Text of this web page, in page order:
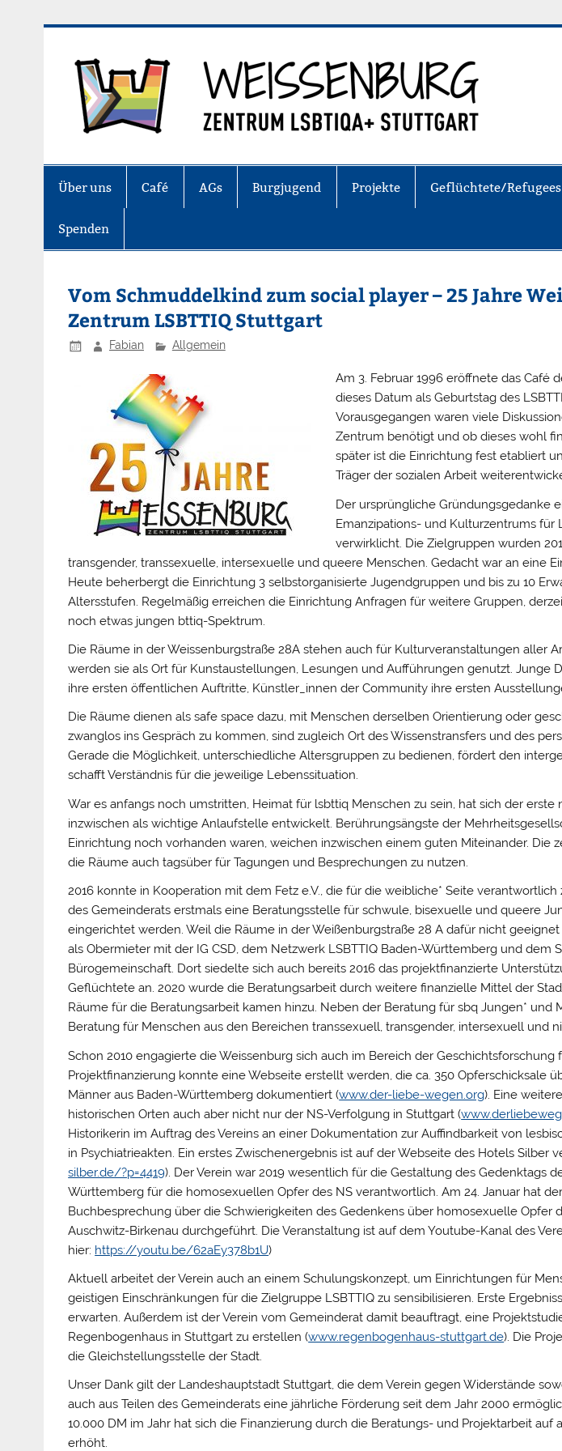
Über uns Café AGs Burgjugend Projekte Geflüchtete/Refugees
Spenden
Vom Schmuddelkind zum social player – 25 Jahre
Zentrum LSBTTIQ Stuttgart
Fabian Allgemein
Am 3. Februar 1996 eröffnete das Café
dieses Datum als Geburtstag des
Vorausgegangen waren viele
Zentrum benötigt und ob dieses wohl
später ist die Einrichtung fest etabliert
Träger der sozialen Arbeit
Der ursprüngliche Gründungsgedanke
Emanzipations- und Kulturzentrums für
verwirklicht. Die Zielgruppen wurden
transgender, transsexuelle, intersexuelle und queere Menschen. Gedacht war an eine
Heute beherbergt die Einrichtung 3 selbstorganisierte Jugendgruppen und bis zu 10
Altersstufen. Regelmäßig erreichen die Einrichtung Anfragen für weitere Gruppen,
noch etwas jungen bttiq-Spektrum.
Die Räume in der Weissenburgstraße 28A stehen auch für Kulturveranstaltungen aller
werden sie als Ort für Kunstaustellungen, Lesungen und Aufführungen genutzt. Junge
ihre ersten öffentlichen Auftritte, Künstler_innen der Community ihre ersten
Die Räume dienen als safe space dazu, mit Menschen derselben Orientierung oder
zwanglos ins Gespräch zu kommen, sind zugleich Ort des Wissenstransfers und des
Gerade die Möglichkeit, unterschiedliche Altersgruppen zu bedienen, fördert den
schafft Verständnis für die jeweilige Lebenssituation.
War es anfangs noch umstritten, Heimat für lsbttiq Menschen zu sein, hat sich der
inzwischen als wichtige Anlaufstelle entwickelt. Berührungsängste der
Einrichtung noch vorhanden waren, weichen inzwischen einem guten Miteinander. Die
die Räume auch tagsüber für Tagungen und Besprechungen zu nutzen.
2016 konnte in Kooperation mit dem Fetz e.V., die für die weibliche* Seite
des Gemeinderats erstmals eine Beratungsstelle für schwule, bisexuelle und queere
eingerichtet werden. Weil die Räume in der Weißenburgstraße 28 A dafür nicht
als Obermieter mit der IG CSD, dem Netzwerk LSBTTIQ Baden-Württemberg und dem
Bürogemeinschaft. Dort siedelte sich auch bereits 2016 das projektfinanzierte
Geflüchtete an. 2020 wurde die Beratungsarbeit durch weitere finanzielle Mittel der
Räume für die Beratungsarbeit kamen hinzu. Neben der Beratung für sbq Jungen* und
Beratung für Menschen aus den Bereichen transsexuell, transgender, intersexuell und
Schon 2010 engagierte die Weissenburg sich auch im Bereich der Geschichtsforschung
Projektfinanzierung konnte eine Webseite erstellt werden, die ca. 350 Opferschicksale
Männer aus Baden-Württemberg dokumentiert (www.der-liebe-wegen.org). Eine
historischen Orten auch aber nicht nur der NS-Verfolgung in Stuttgart (
Historikerin im Auftrag des Vereins an einer Dokumentation zur Auffindbarkeit von
in Psychiatrieakten. Ein erstes Zwischenergebnis ist auf der Webseite des Hotels Silber
silber.de/?p=4419). Der Verein war 2019 wesentlich für die Gestaltung des Gedenktags
Württemberg für die homosexuellen Opfer des NS verantwortlich. Am 24. Januar hat
Buchbesprechung über die Schwierigkeiten des Gedenkens über homosexuelle Opfer
Auschwitz-Birkenau durchgeführt. Die Veranstaltung ist auf dem Youtube-Kanal des
hier: https://youtu.be/62aEy378b1U)
Aktuell arbeitet der Verein auch an einem Schulungskonzept, um Einrichtungen für
geistigen Einschränkungen für die Zielgruppe LSBTTIQ zu sensibilisieren. Erste
erwarten. Außerdem ist der Verein vom Gemeinderat damit beauftragt, eine
Regenbogenhaus in Stuttgart zu erstellen (www.regenbogenhaus-stuttgart.de). Die
die Gleichstellungsstelle der Stadt.
Unser Dank gilt der Landeshauptstadt Stuttgart, die dem Verein gegen Widerstände
auch aus Teilen des Gemeinderats eine jährliche Förderung seit dem Jahr 2000
10.000 DM im Jahr hat sich die Finanzierung durch die Beratungs- und Projektarbeit auf
erhöht.